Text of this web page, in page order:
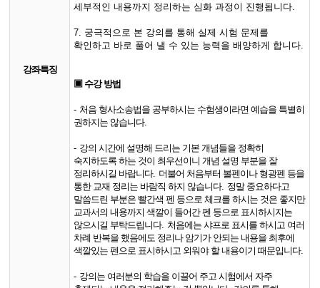
강좌특징
세부적인 내용까지 정리하는 심화 과정이 진행됩니다.
7. 궁극적으로 본 강의를 통해 실제 시험 문제를
확인하고 바로 풀어 낼 수 있는 능력을 배양하게 합니다.
▣ 수강 방법
- 처음 형사소송법을 공부하시는 수험생이라면 예습을 특별히
권하지는 않습니다.
- 강의 시간에 설명해 드리는 기본 개념들을 정확히
숙지하도록 하는 것이 최우선이니 개념 설명 부분을 잘
정리하시길 바랍니다. 더불어 처음부터 볼펜이나 형광펜 등을
통한 교재 정리는 바람직 하지 않습니다. 정말 중요하다고
말씀드린 부분은 빨간색 펜 등으로 체크를 하시는 것은 좋지만
교과서의 내용까지 색깔이 들어간 펜 등으로 표시하시지는
않으시길 부탁드립니다. 처음에는 샤프로 표시를 하시고 여러
차례 반복을 했음에도 정리나 암기가 안되는 내용을 최후에
색깔있는 펜으로 표시하시고 외워야 할 내용이기 때문입니다.
- 강의는 여러분의 학습을 이끌어 주고 시험에서 자주